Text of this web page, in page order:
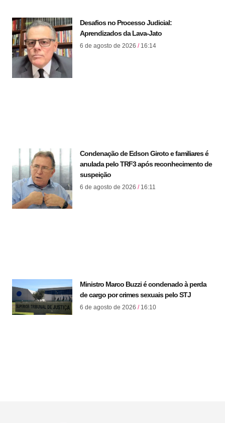
Desafios no Processo Judicial:
Aprendizados da Lava-Jato
6 de agosto de 2026 16:14
Condenação de Edson Giroto e familiares é
anulada pelo TRF3 após reconhecimento de
suspeição
6 de agosto de 2026 16:11
Ministro Marco Buzzi é condenado à perda
de cargo por crimes sexuais pelo STJ
6 de agosto de 2026 16:10